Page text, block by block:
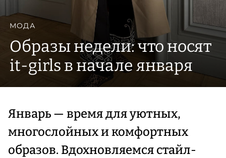
МОДА
Образы недели: что носят
it-girls в начале января
Январь — время для уютных,
многослойных и комфортных
образов. Вдохновляемся стайл-